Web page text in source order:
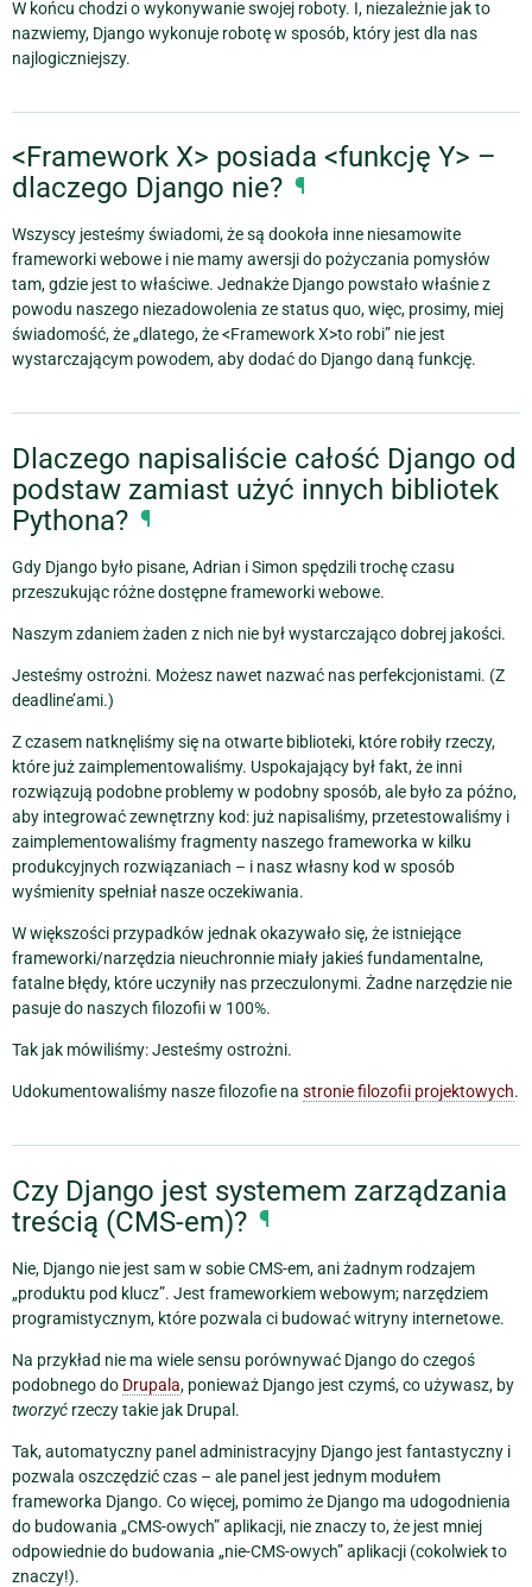
W końcu chodzi o wykonywanie swojej roboty. I, niezależnie jak to
nazwiemy, Django wykonuje robotę w sposób, który jest dla nas
najlogiczniejszy.
<Framework X> posiada <funkcję Y> –
dlaczego Django nie? ¶
Wszyscy jesteśmy świadomi, że są dooko‭‭ła inne niesamowite
frameworki webowe i nie mamy awersji do pożyczania pomys‭łów
tam, gdzie jest to w‭łaściwe. Jednakże Django powsta‭ło w‭‭łaśnie z
powodu naszego niezadowolenia ze status quo, więc, prosimy, miej
świadomość, że „dlatego, że <Framework X>to robi” nie jest
wystarczającym powodem, aby dodać do Django daną funkcję.
Dlaczego napisaliście całość Django od
podstaw zamiast użyć innych bibliotek
Pythona? ¶
Gdy Django było pisane, Adrian i Simon spędzili trochę czasu
przeszukując różne dostępne frameworki webowe.
Naszym zdaniem żaden z nich nie był wystarczająco dobrej jakości.
Jesteśmy ostrożni. Możesz nawet nazwać nas perfekcjonistami. (Z
deadline’ami.)
Z czasem natknęliśmy się na otwarte biblioteki, które robiły rzeczy,
które już zaimplementowaliśmy. Uspokajający był fakt, że inni
rozwiązują podobne problemy w podobny sposób, ale było za późno,
aby integrować zewnętrzny kod: już napisaliśmy, przetestowaliśmy i
zaimplementowaliśmy fragmenty naszego frameworka w kilku
produkcyjnych rozwiązaniach – i nasz własny kod w sposób
wyśmienity spełniał nasze oczekiwania.
W większości przypadków jednak okazywało się, że istniejące
frameworki/narzędzia nieuchronnie miały jakieś fundamentalne,
fatalne błędy, które uczyniły nas przeczulonymi. Żadne narzędzie nie
pasuje do naszych filozofii w 100%.
Tak jak mówiliśmy: Jesteśmy ostrożni.
Udokumentowaliśmy nasze filozofie na stronie filozofii projektowych.
Czy Django jest systemem zarządzania
treścią (CMS-em)? ¶
Nie, Django nie jest sam w sobie CMS-em, ani żadnym rodzajem
„produktu pod klucz”. Jest frameworkiem webowym; narzędziem
programistycznym, które pozwala ci budować witryny internetowe.
Na przykład nie ma wiele sensu porównywać Django do czegoś
podobnego do Drupala, ponieważ Django jest czymś, co używasz, by
tworzyć rzeczy takie jak Drupal.
Tak, automatyczny panel administracyjny Django jest fantastyczny i
pozwala oszczędzić czas – ale panel jest jednym modułem
frameworka Django. Co więcej, pomimo że Django ma udogodnienia
do budowania „CMS-owych” aplikacji, nie znaczy to, że jest mniej
odpowiednie do budowania „nie-CMS-owych” aplikacji (cokolwiek to
znaczy!).